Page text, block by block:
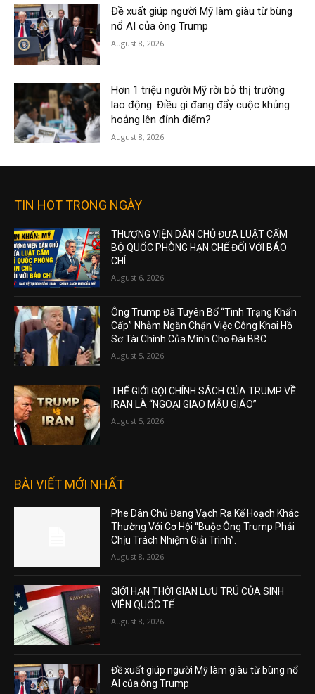
Đề xuất giúp người Mỹ làm giàu từ bùng
nổ AI của ông Trump
August 8, 2026
Hơn 1 triệu người Mỹ rời bỏ thị trường
lao động: Điều gì đang đẩy cuộc khủng
hoảng lên đỉnh điểm?
August 8, 2026
TIN HOT TRONG NGÀY
THƯỢNG VIỆN DÂN CHỦ ĐƯA LUẬT CẤM
BỘ QUỐC PHÒNG HẠN CHẾ ĐỐI VỚI BÁO
CHÍ
August 6, 2026
Ông Trump Đã Tuyên Bố “Tình Trạng Khẩn
Cấp” Nhằm Ngăn Chặn Việc Công Khai Hồ
Sơ Tài Chính Của Mình Cho Đài BBC
August 5, 2026
THẾ GIỚI GỌI CHÍNH SÁCH CỦA TRUMP VỀ
IRAN LÀ “NGOẠI GIAO MẪU GIÁO”
August 5, 2026
BÀI VIẾT MỚI NHẤT
Phe Dân Chủ Đang Vạch Ra Kế Hoạch Khác
Thường Với Cơ Hội “Buộc Ông Trump Phải
Chịu Trách Nhiệm Giải Trình”.
August 8, 2026
GIỚI HẠN THỜI GIAN LƯU TRÚ CỦA SINH
VIÊN QUỐC TẾ
August 8, 2026
Đề xuất giúp người Mỹ làm giàu từ bùng nổ
AI của ông Trump